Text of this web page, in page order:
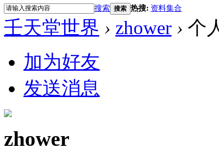
搜索 搜索 热搜: 资料集合
壬天堂世界 › zhower › 个
加为好友
发送消息
zhower